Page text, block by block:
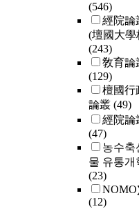
(546)
經院論
(壇國大學
(243)
敎育論
(129)
檀國行
論叢 (49)
經院論
(47)
농수축
물 유통개
(23)
(12)